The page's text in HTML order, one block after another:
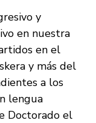
y
en nuestra
en el
y más del
a los
lengua
Doctorado el